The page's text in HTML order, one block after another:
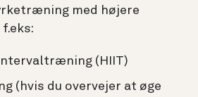
med højere
(HIIT)
(hvis du overvejer at øge